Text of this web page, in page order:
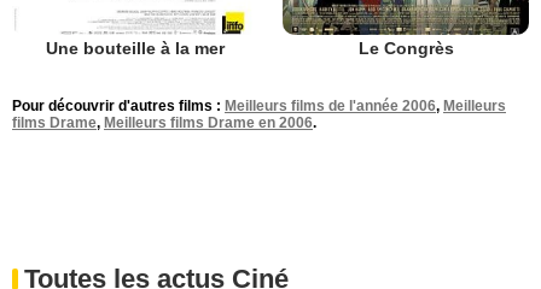
Une bouteille à la mer Le Congrès
Pour découvrir d'autres films : Meilleurs films de l'année 2006, Meilleurs
films Drame, Meilleurs films Drame en 2006.
Toutes les actus Ciné